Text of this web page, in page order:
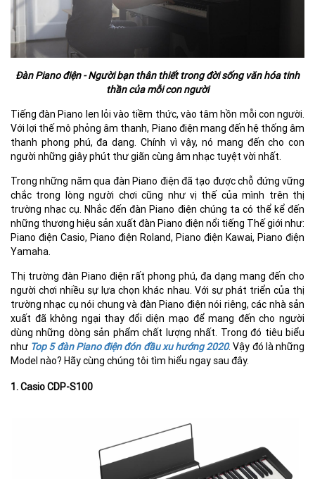
Đàn Piano điện - Người bạn thân thiết trong đời sống văn hóa tinh
thần của mỗi con người
Tiếng đàn Piano len lỏi vào tiềm thức, vào tâm hồn mỗi con người.
Với lợi thế mô phỏng âm thanh, Piano điện mang đến hệ thống âm
thanh phong phú, đa dạng. Chính vì vậy, nó mang đến cho con
người những giây phút thư giãn cùng âm nhạc tuyệt vời nhất.
Trong những năm qua đàn Piano điện đã tạo được chỗ đứng vững
chắc trong lòng người chơi cũng như vị thế của mình trên thị
trường nhạc cụ. Nhắc đến đàn Piano điện chúng ta có thể kể đến
những thương hiệu sản xuất đàn Piano điện nổi tiếng Thế giới như:
Piano điện Casio, Piano điện Roland, Piano điện Kawai, Piano điện
Yamaha.
Thị trường đàn Piano điện rất phong phú, đa dạng mang đến cho
người chơi nhiều sự lựa chọn khác nhau. Với sự phát triển của thị
trường nhạc cụ nói chung và đàn Piano điện nói riêng, các nhà sản
xuất đã không ngại thay đổi diện mạo để mang đến cho người
dùng những dòng sản phẩm chất lượng nhất. Trong đó tiêu biểu
như Top 5 đàn Piano điện đón đầu xu hướng 2020. Vậy đó là những
Model nào? Hãy cùng chúng tôi tìm hiểu ngay sau đây.
1. Casio CDP-S100